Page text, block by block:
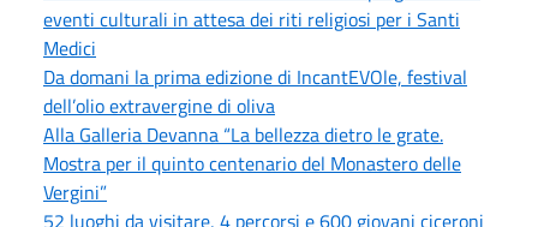
eventi culturali in attesa dei riti religiosi per i Santi
Medici
Da domani la prima edizione di IncantEVOle, festival
dell’olio extravergine di oliva
Alla Galleria Devanna “La bellezza dietro le grate.
Mostra per il quinto centenario del Monastero delle
Vergini”
52 luoghi da visitare, 4 percorsi e 600 giovani ciceroni